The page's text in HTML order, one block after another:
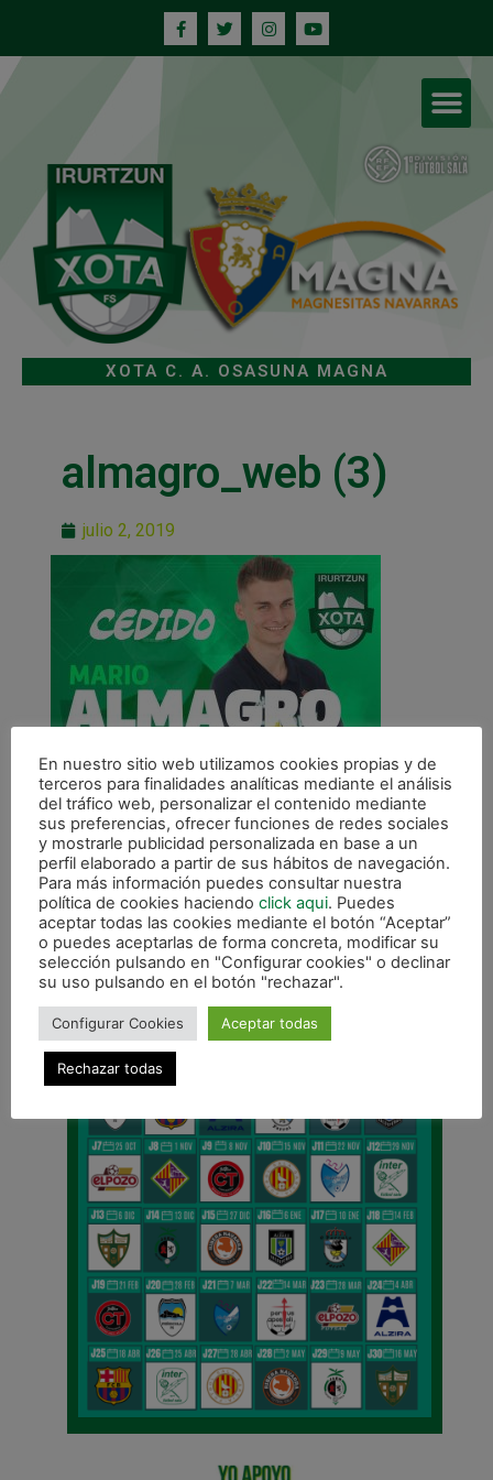
XOTA C. A. OSASUNA MAGNA
almagro_web (3)
julio 2, 2019
ANTERIOR
Mario Almagro llega cedido por el Real Betis Futsal
CALENDARIO DE LIGA
En nuestro sitio web utilizamos cookies propias y de
terceros para finalidades analíticas mediante el análisis
del tráfico web, personalizar el contenido mediante
sus preferencias, ofrecer funciones de redes sociales
y mostrarle publicidad personalizada en base a un
perfil elaborado a partir de sus hábitos de navegación.
Para más información puedes consultar nuestra
política de cookies haciendo click aqui. Puedes
aceptar todas las cookies mediante el botón “Aceptar”
o puedes aceptarlas de forma concreta, modificar su
selección pulsando en "Configurar cookies" o declinar
su uso pulsando en el botón "rechazar".
Configurar Cookies Aceptar todas
Rechazar todas